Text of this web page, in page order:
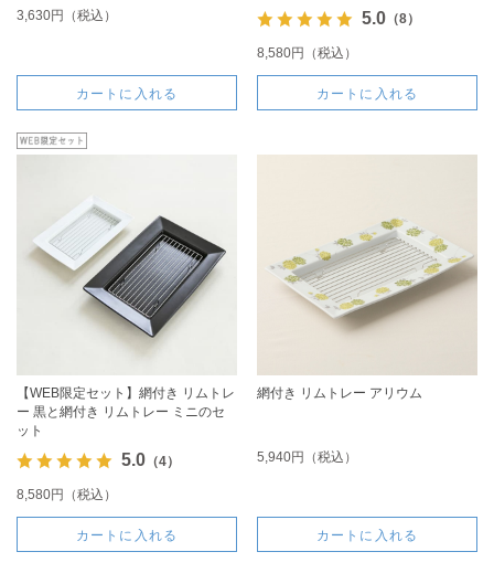
3,630円（税込）
カートに入れる
5.0（8）
8,580円（税込）
カートに入れる
【WEB限定セット】網付き リムトレ
ー 黒と網付き リムトレー ミニのセ
ット
5.0（4）
8,580円（税込）
カートに入れる
網付き リムトレー アリウム
5,940円（税込）
カートに入れる